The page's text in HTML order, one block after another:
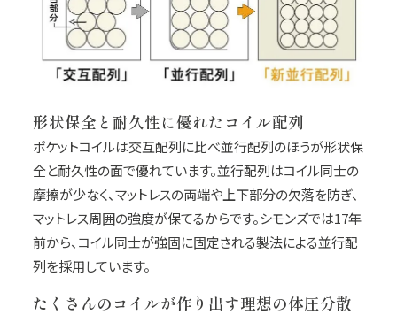
形状保全と耐久性に優れたコイル配列
ポケットコイルは交互配列に比べ並行配列のほうが形状保
全と耐久性の面で優れています。並行配列はコイル同士の
摩擦が少なく、マットレスの両端や上下部分の欠落を防ぎ、
マットレス周囲の強度が保てるからです。シモンズでは17年
前から、コイル同士が強固に固定される製法による並行配
列を採用しています。
たくさんのコイルが作り出す理想の体圧分散